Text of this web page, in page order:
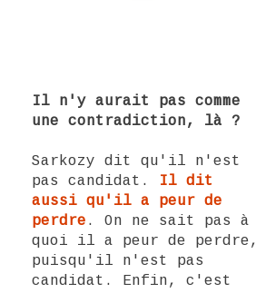
Il n'y aurait pas comme
une contradiction, là ?
Sarkozy dit qu'il n'est
pas candidat.
Il dit
aussi qu'il a peur de
perdre . On ne sait pas à
quoi il a peur de perdre,
puisqu'il n'est pas
candidat. Enfin, c'est